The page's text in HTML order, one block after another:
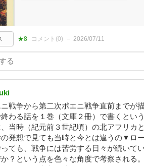
★8 コメント(0) 2026/07/11
戦争から第二次ポエニ戦争直前までが
わる話を１巻（文庫２冊）で書くとい
当時（紀元前３世紀頃）の北アフリカ
発想で見ても当時と今とは違うの▼ロ
ても、戦争には苦労する日々が続いて
？という点を色々な角度で考察される